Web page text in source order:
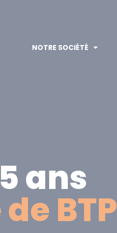
NOTRE SOCIÉTÉ
ans
BTP